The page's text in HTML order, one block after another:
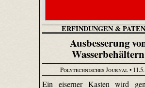
ERFINDUNGEN &
Ausbesserung
Wasserbehältern
Polytechnisches Journal•
Ein eiserner Kasten wird